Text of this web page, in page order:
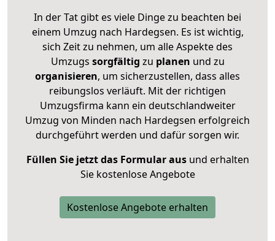
In der Tat gibt es viele Dinge zu beachten bei
einem Umzug nach Hardegsen. Es ist wichtig,
sich Zeit zu nehmen, um alle Aspekte des
Umzugs sorgfältig zu planen und zu
organisieren, um sicherzustellen, dass alles
reibungslos verläuft. Mit der richtigen
Umzugsfirma kann ein deutschlandweiter
Umzug von Minden nach Hardegsen erfolgreich
durchgeführt werden und dafür sorgen wir.
Füllen Sie jetzt das Formular ausund erhalten
Sie kostenlose Angebote
Kostenlose Angebote erhalten